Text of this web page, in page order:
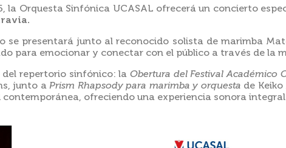
la Orquesta Sinfónica UCASAL ofrecerá un concierto
se presentará junto al reconocido solista de marimba
para emocionar y conectar con el público a través de la
repertorio sinfónico: la Obertura del Festival Académico
junto aPrism Rhapsody para marimba y orquesta de
ofreciendo una experiencia sonora